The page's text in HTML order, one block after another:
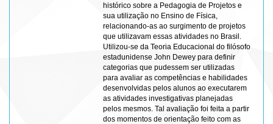
histórico sobre a Pedagogia de Projetos e
sua utilização no Ensino de Física,
relacionando-as ao surgimento de projetos
que utilizavam essas atividades no Brasil.
Utilizou-se da Teoria Educacional do filósofo
estadunidense John Dewey para definir
categorias que pudessem ser utilizadas
para avaliar as competências e habilidades
desenvolvidas pelos alunos ao executarem
as atividades investigativas planejadas
pelos mesmos. Tal avaliação foi feita a partir
dos momentos de orientação feito com as